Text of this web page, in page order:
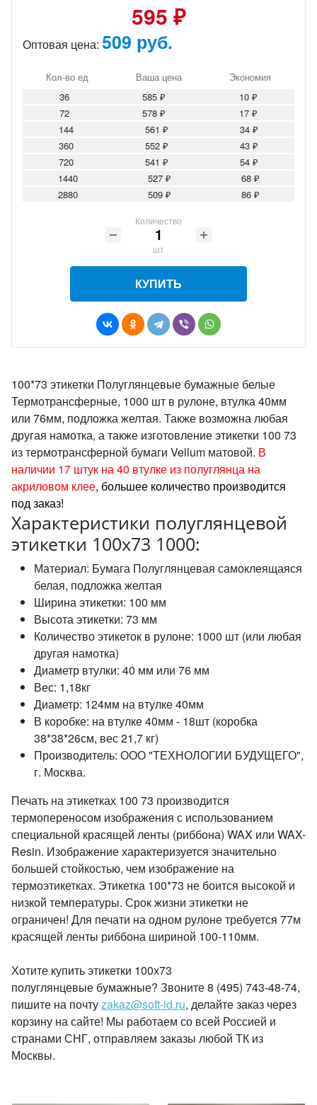
595 ₽
Оптовая цена: 509 руб.
Кол-во ед Ваша цена
Экономия
36
585 ₽
10 ₽
72
578 ₽
17 ₽
144
561 ₽
34 ₽
360
552 ₽
43 ₽
720
541 ₽
54 ₽
1440
527 ₽
68 ₽
2880
509 ₽ 86 ₽
Количество
шт
КУПИТЬ
100*73 этикетки Полуглянцевые бумажные белые
Термотрансферные, 1000 шт в рулоне, втулка 40мм
или 76мм, подложка желтая. Также возможна любая
другая намотка, а также изготовление этикетки 100 73
из термотрансферной бумаги Vellum матовой. В
наличии 17 штук на 40 втулке из полуглянца на
акриловом клее, большее количество производится
под заказ!
Характеристики полуглянцевой
этикетки 100х73 1000:
Материал: Бумага Полуглянцевая самоклеящаяся
белая, подложка желтая
Ширина этикетки: 100 мм
Высота этикетки: 73 мм
Количество этикеток в рулоне: 1000 шт (или любая
другая намотка)
Диаметр втулки: 40 мм или 76 мм
Вес: 1,18кг
Диаметр: 124мм на втулке 40мм
В коробке: на втулке 40мм - 18шт (коробка
38*38*26см, вес 21,7 кг)
Производитель: ООО "ТЕХНОЛОГИИ БУДУЩЕГО",
г. Москва.
Печать на этикетках 100 73 производится
термопереносом изображения с использованием
специальной красящей ленты (риббона) WAX или WAX-
Resin. Изображение характеризуется значительно
большей стойкостью, чем изображение на
термоэтикетках. Этикетка 100*73 не боится высокой и
низкой температуры. Срок жизни этикетки не
ограничен! Для печати на одном рулоне требуется 77м
красящей ленты риббона шириной 100-110мм.
Хотите купить этикетки 100х73
полуглянцевые бумажные? Звоните 8 (495) 743-48-74,
пишите на почтуzakaz@soft-id.ru, делайте заказ через
корзину на сайте! Мы работаем со всей Россией и
странами СНГ, отправляем заказы любой ТК из
Москвы.